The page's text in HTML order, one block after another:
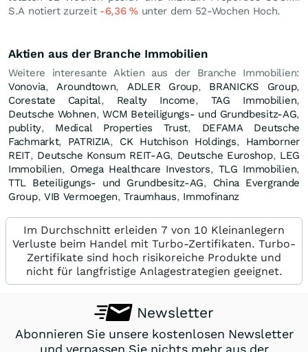
S.A notiert zurzeit -6,36%unter dem 52-Wochen Hoch.
Aktien aus der Branche Immobilien
Weitere interesante Aktien aus der Branche Immobilien:
Vonovia,Aroundtown, ADLER Group, BRANICKS Group,
Corestate Capital, Realty Income, TAG Immobilien,
Deutsche Wohnen,WCM Beteiligungs- und Grundbesitz-AG,
publity, Medical Properties Trust, DEFAMA Deutsche
Fachmarkt, PATRIZIA, CK Hutchison Holdings, Hamborner
REIT, Deutsche Konsum REIT-AG, Deutsche Euroshop, LEG
Immobilien, Omega Healthcare Investors, TLG Immobilien,
TTL Beteiligungs- und Grundbesitz-AG, China Evergrande
Group, VIB Vermoegen,Traumhaus, Immofinanz
Im Durchschnitt erleiden 7 von 10 Kleinanlegern
Verluste beim Handel mit Turbo-Zertifikaten. Turbo-
Zertifikate sind hoch risikoreiche Produkte und
nicht für langfristige Anlagestrategien geeignet.
Newsletter
Abonnieren Sie unsere kostenlosen Newsletter
und verpassen Sie nichts mehr aus der